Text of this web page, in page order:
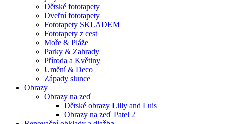
Dětské fototapety
Dveřní fototapety
Fototapety SKLADEM
Fototapety z cest
Moře & Pláže
Parky & Zahrady
Příroda a Květiny
Umění & Deco
Západy slunce
Obrazy
Obrazy na zeď
Dětské obrazy Lilly and Luis
Obrazy na zeď Patel 2